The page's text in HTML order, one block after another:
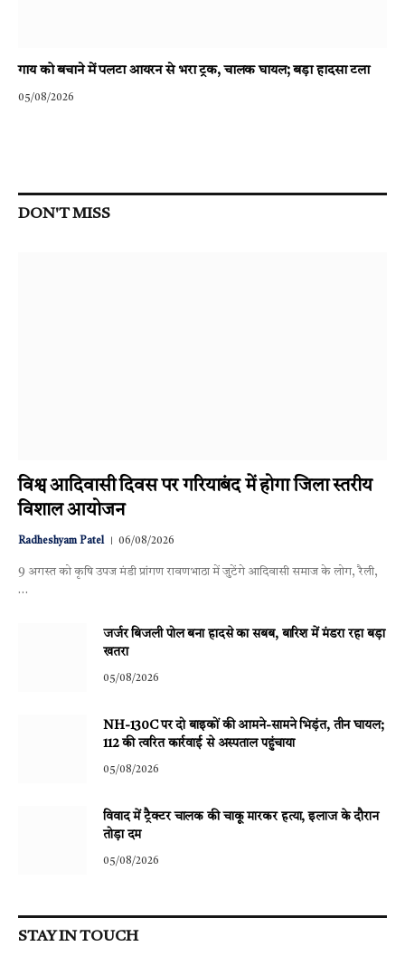
गाय को बचाने में पलटा आयरन से भरा ट्रक, चालक घायल; बड़ा हादसा टला
05/08/2026
DON'T MISS
विश्व आदिवासी दिवस पर गरियाबंद में होगा जिला स्तरीय
विशाल आयोजन
Radheshyam Patel 06/08/2026
9 अगस्त को कृषि उपज मंडी प्रांगण रावणभाठा में जुटेंगे आदिवासी समाज के लोग, रैली,
…
जर्जर बिजली पोल बना हादसे का सबब, बारिश में मंडरा रहा बड़ा
खतरा
05/08/2026
NH-130C पर दो बाइकों की आमने-सामने भिड़ंत, तीन घायल;
112 की त्वरित कार्रवाई से अस्पताल पहुंचाया
05/08/2026
विवाद में ट्रैक्टर चालक की चाकू मारकर हत्या, इलाज के दौरान
तोड़ा दम
05/08/2026
STAY IN TOUCH